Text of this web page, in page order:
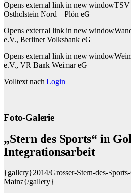
Opens external link in new
Ostholstein Nord – Plön eG
Opens external link in new
e.V., Berliner Volksbank eG
Opens external link in new
e.V., VR Bank Weimar eG
Volltext nach Login
Foto-Galerie
„Stern des Sports“ in
Integrationsarbeit
{gallery}2014/Grosser-Stern-des-
Mainz{/gallery}